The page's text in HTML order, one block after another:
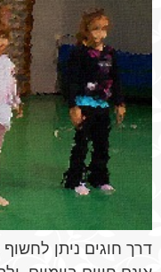
דרך חוגים ניתן